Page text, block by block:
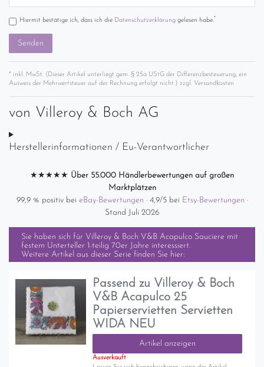
Hiermit bestätige ich, dass ich die Daten­schutz­erklärunggelesen habe.*
Senden
* inkl. MwSt. (Dieser Artikel unterliegt gem. § 25a UStG der Differenzbesteuerung, ein
Ausweis der Mehrwertsteuer auf der Rechnung erfolgt nicht.) zzgl. Versandkosten
von Villeroy & Boch AG
Herstellerinformationen / Eu-Verantwortlicher
★★★★★ Über 55.000 Händlerbewertungen auf großen
Marktplätzen
99,9 % positiv bei eBay-Bewertungen · 4,9/5 bei Etsy-Bewertungen ·
Stand Juli 2026
Sie haben sich für Villeroy & Boch V&B Acapulco Sauciere mit
festem Unterteller 1-teilig 70er Jahre interessiert.
Weitere Artikel aus dieser Serie finden Sie hier:
Passend zu Villeroy & Boch
V&B Acapulco 25
Papierservietten Servietten
WIDA NEU
Artikel anzeigen
Ausverkauft